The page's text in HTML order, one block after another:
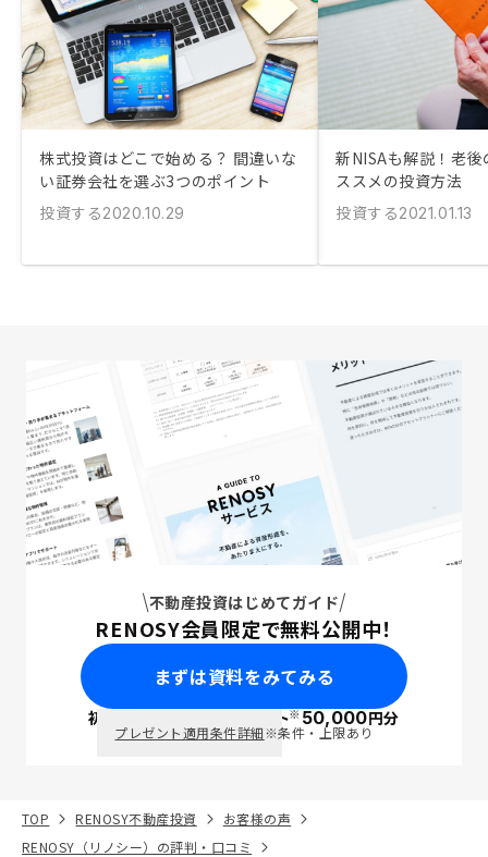
株式投資はどこで始める？ 間違いな
い証券会社を選ぶ3つのポイント
投資する2020.10.29
新NISAも解説！老
ススメの投資方法
投資する2021.01.13
不動産投資はじめてガイド
RENOSY会員限定で無料公開中！
まずは資料をみてみる
初回面談で ポイント※50,000円分
プレゼント適用条件詳細※条件・上限あり
TOP RENOSY不動産投資
お客様の声
RENOSY（リノシー）の評判・口コミ